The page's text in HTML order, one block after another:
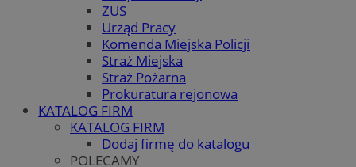
ZUS
Urząd Pracy
Komenda Miejska Policji
Straż Miejska
Straż Pożarna
Prokuratura rejonowa
KATALOG FIRM
KATALOG FIRM
Dodaj firmę do katalogu
POLECAMY